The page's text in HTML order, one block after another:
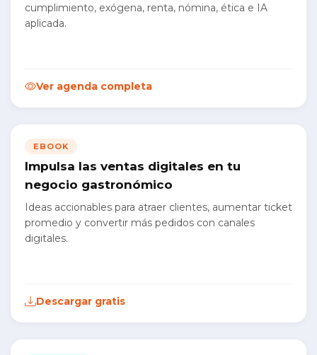
cumplimiento, exógena, renta, nómina, ética e IA
aplicada.
Ver agenda completa
EBOOK
Impulsa las ventas digitales en tu
negocio gastronómico
Ideas accionables para atraer clientes, aumentar ticket
promedio y convertir más pedidos con canales
digitales.
Descargar gratis